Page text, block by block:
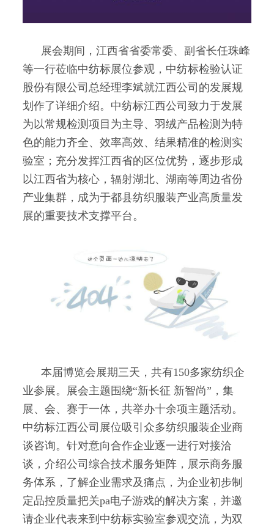
展会期间，江西省省委常委、副省长任珠峰
等一行莅临中纺标展位参观，中纺标检验认证
股份有限公司总经理李斌就江西公司的发展规
划作了详细介绍。中纺标江西公司致力于发展
为以常规检测项目为主导、羽绒产品检测为特
色的能力齐全、效率高效、结果精准的检测实
验室；充分发挥江西省的区位优势，逐步形成
以江西省为核心，辐射湖北、湖南等周边省份
产业集群，成为于都县纺织服装产业高质量发
展的重要技术支撑平台。
本届博览会展期三天，共有150多家纺织企
业参展。展会主题围绕“新长征 新智尚”，集
展、会、赛于一体，共举办十余项主题活动。
中纺标江西公司展位吸引众多纺织服装企业商
谈咨询。针对意向合作企业逐一进行对接洽
谈，介绍公司综合技术服务矩阵，展示商务服
务体系，了解企业需求及痛点，为企业初步制
定品控质量把关pa电子游戏的解决方案，并邀
请企业代表来到中纺标实验室参观交流，为双